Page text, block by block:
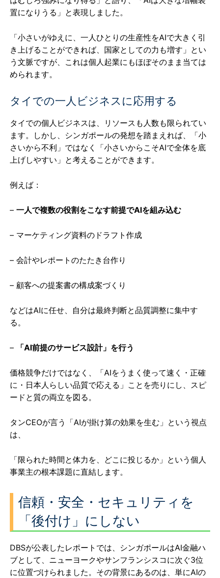
置になりうる」と表現しました。
「小さいがゆえに、一人ひとりの生産性をAIで大きく引
き上げることができれば、国家としての力も増す」とい
う文脈ですが、これは個人起業にもほぼそのまま当ては
められます。
タイでの一人ビジネスに応用する
タイでの個人ビジネスは、リソースも人数も限られてい
ます。しかし、シンガポールの発想を踏まえれば、「小
さいから不利」ではなく「小さいからこそAIで全体を底
上げしやすい」と考えることができます。
例えば：
– 一人で複数の役割をこなす前提でAIを組み込む
– マーケティング資料のドラフト作成
– 会計やレポートのたたき台作り
– 顧客への提案書の構成案づくり
などはAIに任せ、自分は最終判断と品質調整に集中す
る。
– 「AI前提のサービス設計」を行う
価格競争だけではなく、「AIをうまく使って速く・正確
に・日本人らしい品質で応える」ことを売りにし、スピ
ードと質の両立を図る。
タンCEOが言う「AIが掛け算の効果を生む」という視点
は、
「限られた時間と体力を、どこに投じるか」という個人
事業主の根本課題に直結します。
信頼・安全・セキュリティを
「後付け」にしない
DBSが公表したレポートでは、シンガポールはAI金融ハ
ブとして、ニューヨークやサンフランシスコに次ぐ3位
に位置づけられました。その背景にあるのは、単にAIの